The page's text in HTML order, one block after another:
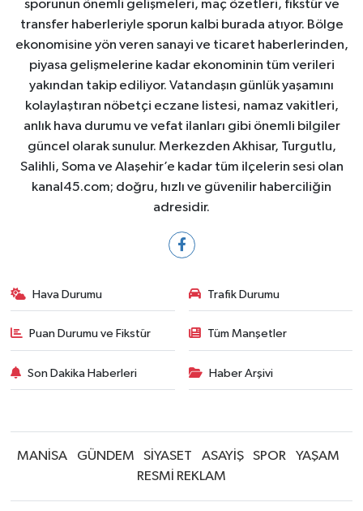
sporunun önemli gelişmeleri, maç özetleri, fikstür ve
transfer haberleriyle sporun kalbi burada atıyor. Bölge
ekonomisine yön veren sanayi ve ticaret haberlerinden,
piyasa gelişmelerine kadar ekonominin tüm verileri
yakından takip ediliyor. Vatandaşın günlük yaşamını
kolaylaştıran nöbetçi eczane listesi, namaz vakitleri,
anlık hava durumu ve vefat ilanları gibi önemli bilgiler
güncel olarak sunulur. Merkezden Akhisar, Turgutlu,
Salihli, Soma ve Alaşehir’e kadar tüm ilçelerin sesi olan
kanal45.com; doğru, hızlı ve güvenilir haberciliğin
adresidir.
Hava Durumu Trafik Durumu
Puan Durumu ve Fikstür Tüm Manşetler
Son Dakika Haberleri Haber Arşivi
MANİSA GÜNDEM SİYASET ASAYİŞ SPOR
YAŞAM
RESMİ REKLAM